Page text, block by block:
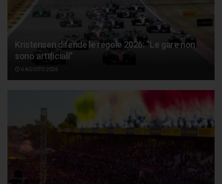
Kristensen difende le regole 2026: “Le gare non
sono artificiali”
6 AGOSTO 2026